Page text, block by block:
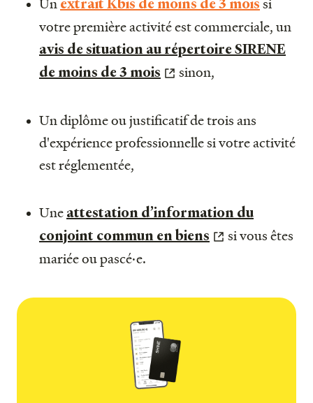
extrait Kbis de moins de 3 mois
votre première activité est commerciale, un
avis de situation au répertoire SIRENE
de moins de 3 mois
sinon,
Un diplôme ou justificatif de trois ans
d'expérience professionnelle si votre activité
est réglementée,
Une attestation d’information du
conjoint commun en biens
si vous êtes
mariée ou pascé·e.